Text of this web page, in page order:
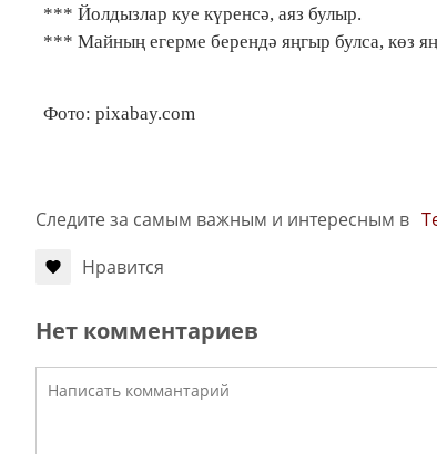
*** Йолдызлар куе күренсә, аяз булыр.
*** Майның егерме берендә яңгыр булса, көз
Фото: pixabay.com
Следите за самым важным и интересным в
Нравится
Нет комментариев